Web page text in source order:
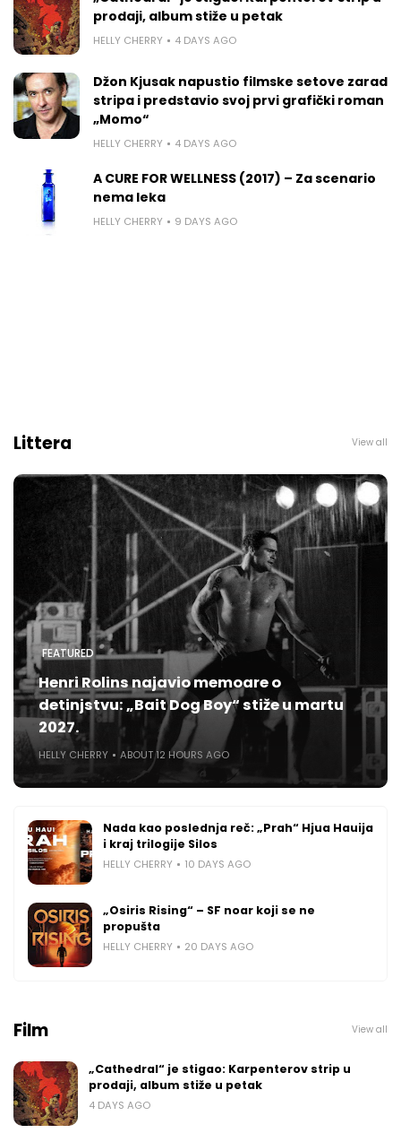
prodaji, album stiže u petak
HELLY CHERRY 4 DAYS AGO
Džon Kjusak napustio filmske setove zarad
stripa i predstavio svoj prvi grafički roman
„Momo“
HELLY CHERRY 4 DAYS AGO
A CURE FOR WELLNESS (2017) – Za scenario
nema leka
HELLY CHERRY 9 DAYS AGO
Littera View all
FEATURED
Henri Rolins najavio memoare o
detinjstvu: „Bait Dog Boy“ stiže u martu
2027.
HELLY CHERRY ABOUT 12 HOURS AGO
Nada kao poslednja reč: „Prah“ Hjua Hauija
i kraj trilogije Silos
HELLY CHERRY 10 DAYS AGO
„Osiris Rising“ – SF noar koji se ne
propušta
HELLY CHERRY 20 DAYS AGO
Film View all
„Cathedral“ je stigao: Karpenterov strip u
prodaji, album stiže u petak
4 DAYS AGO